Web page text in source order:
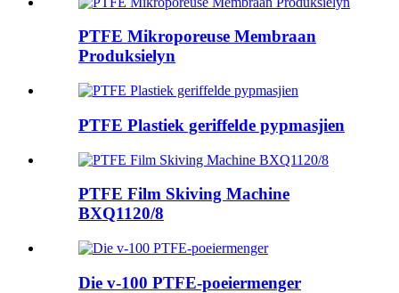
PTFE Mikroporeuse Membraan
Produksielyn
PTFE Plastiek geriffelde pypmasjien
PTFE Film Skiving Machine
BXQ1120/8
Die v-100 PTFE-poeiermenger